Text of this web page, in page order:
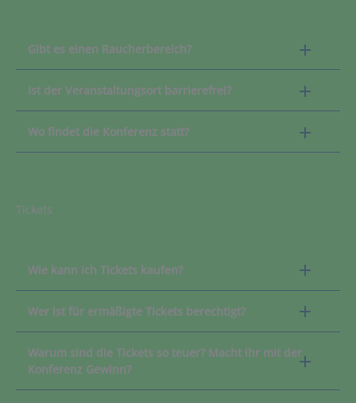
Gibt es einen Raucherbereich?
Ist der Veranstaltungsort barrierefrei?
Wo findet die Konferenz statt?
Tickets
Wie kann ich Tickets kaufen?
Wer ist für ermäßigte Tickets berechtigt?
Warum sind die Tickets so teuer? Macht ihr mit der
Konferenz Gewinn?